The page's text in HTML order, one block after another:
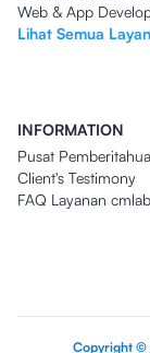
Web & App
Lihat Semua
INFORMATION
Pusat
Client's Testimony
FAQ Layanan
Copyright ©